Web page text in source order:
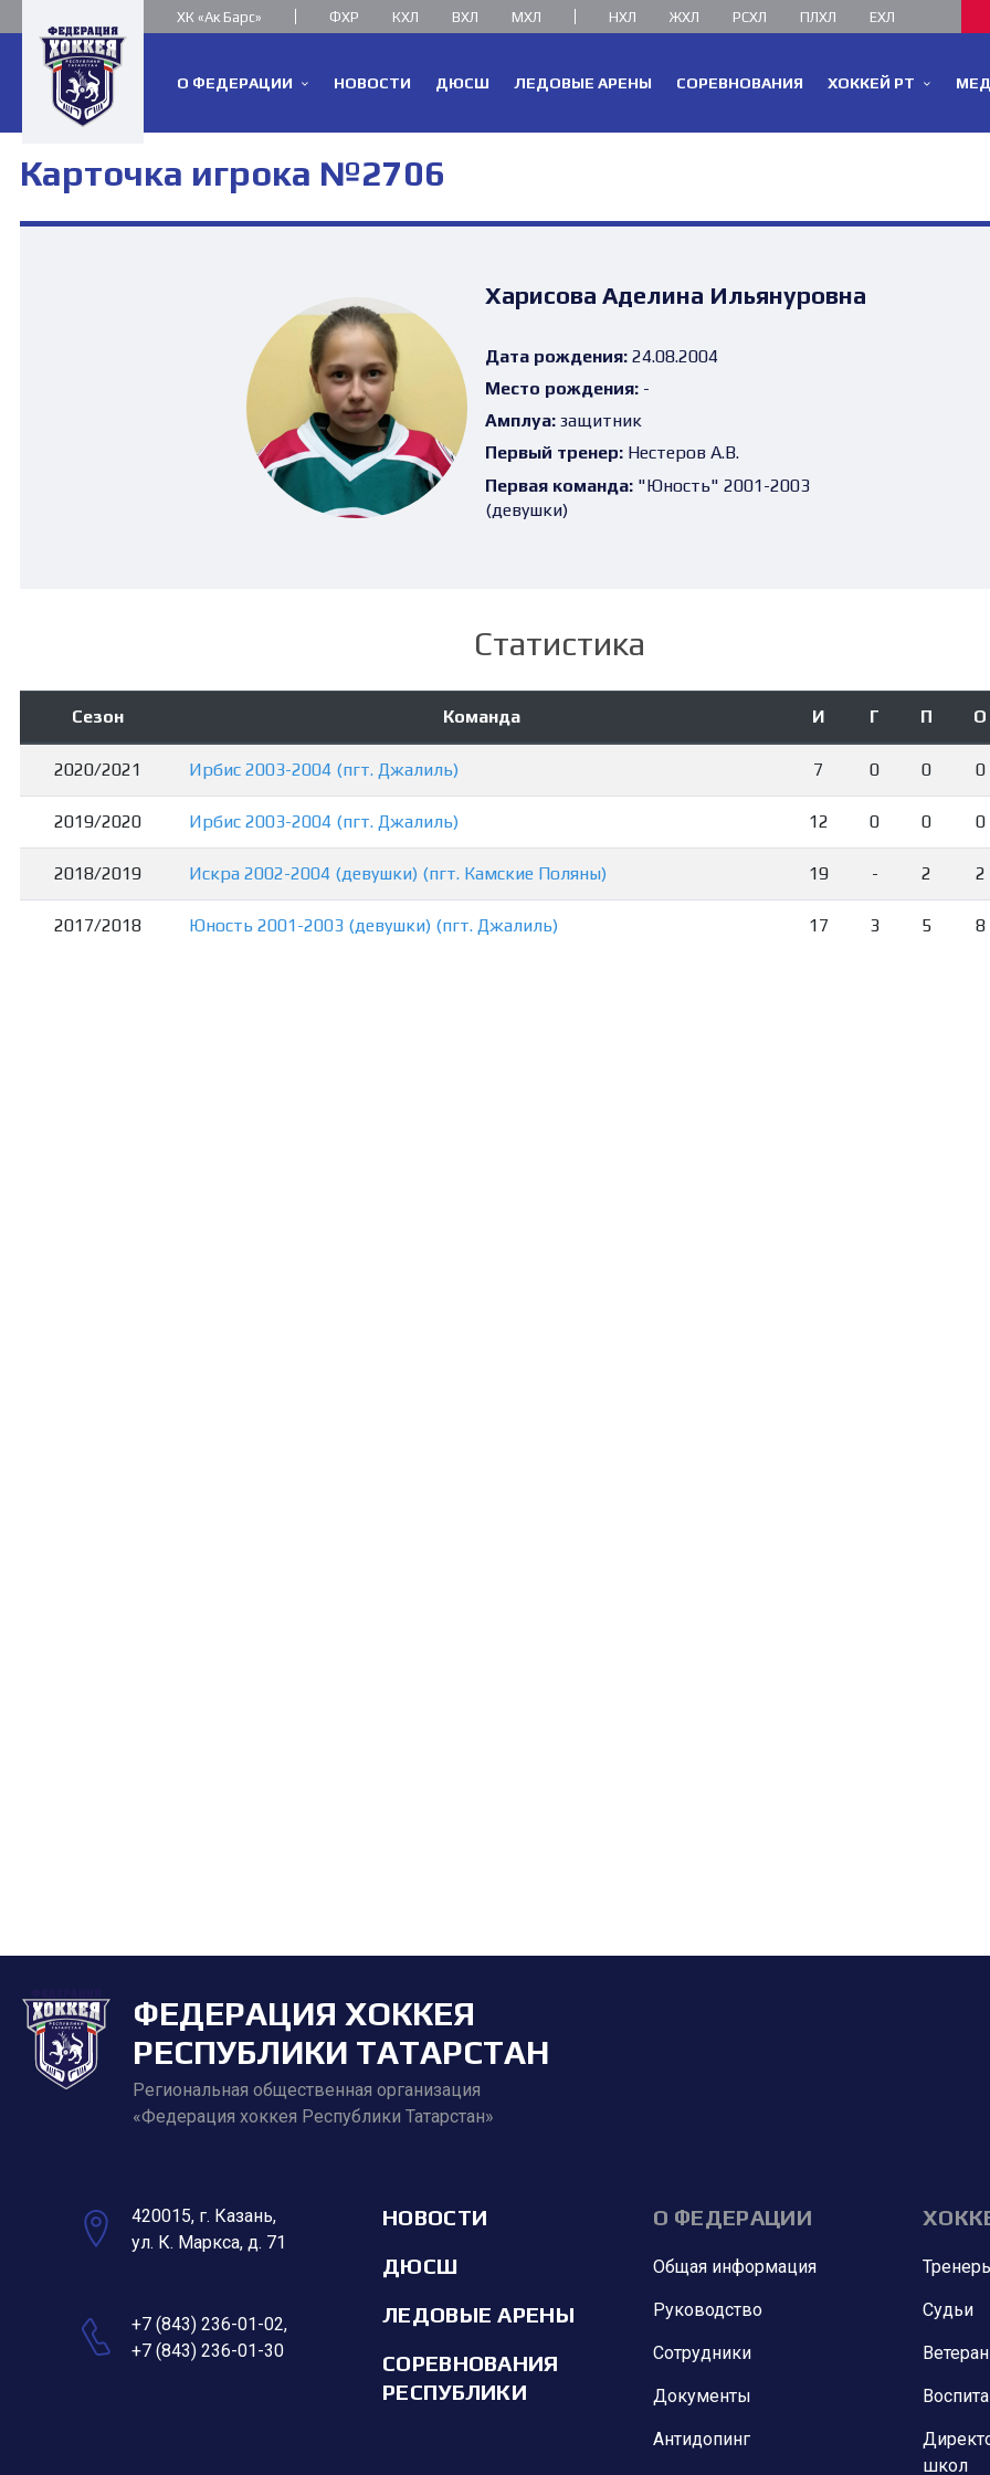
ХК «Ак Барс» ФХР КХЛ ВХЛ МХЛ НХЛ ЖХЛ РСХЛ ПЛХЛ ЕХЛ
О ФЕДЕРАЦИИ НОВОСТИ ДЮСШ ЛЕДОВЫЕ АРЕНЫ СОРЕВНОВАНИЯ ХОККЕЙ РТ
Карточка игрока №2706
Харисова Аделина Ильянуровна
Дата рождения:24.08.2004
Место рождения:-
Амплуа:защитник
Первый тренер:Нестеров А.В.
Первая команда:"Юность" 2001-2003
(девушки)
Статистика
Сезон Команда И Г П О
2020/2021 Ирбис 2003-2004 (пгт. Джалиль) 7 0 0 0
2019/2020 Ирбис 2003-2004 (пгт. Джалиль) 12 0 0 0
2018/2019 Искра 2002-2004 (девушки) (пгт. Камские Поляны) 19 - 2 2
2017/2018 Юность 2001-2003 (девушки) (пгт. Джалиль) 17 3 5 8
ФЕДЕРАЦИЯ ХОККЕЯ
РЕСПУБЛИКИ ТАТАРСТАН
Региональная общественная организация
«Федерация хоккея Республики Татарстан»
420015, г. Казань,
ул. К. Маркса, д. 71
+7 (843) 236-01-02,
+7 (843) 236-01-30
НОВОСТИ
ДЮСШ
ЛЕДОВЫЕ АРЕНЫ
СОРЕВНОВАНИЯ
РЕСПУБЛИКИ
О ФЕДЕРАЦИИ
Общая информация
Руководство
Сотрудники
Документы
Антидопинг
Судьи
школ